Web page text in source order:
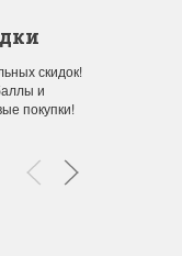
новинок
новинки от всеми
скидок!
и
покупки!